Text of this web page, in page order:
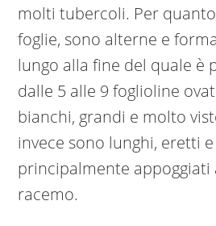
molti tubercoli. Per
foglie, sono alterne e
lungo alla fine del quale è
dalle 5 alle 9 foglioline
bianchi, grandi e molto
invece sono lunghi, eretti
principalmente appoggiati
racemo.